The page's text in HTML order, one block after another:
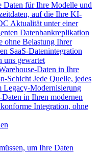
Daten für Ihre Modelle und
auf die Ihre KI-
Aktualität unter einer
Datenbankreplikation
ohne Belastung Ihrer
SaaS-Datenintegration
uns gewartet
Daten in Ihre
Schicht Jede Quelle, jedes
Legacy-Modernisierung
in Ihren modernen
Integration, ohne
um Ihre Daten